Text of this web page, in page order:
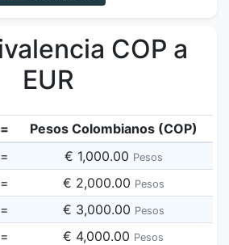
COP a
EUR
=
Pesos Colombianos (COP)
= € 1,000.00 Pesos
= € 2,000.00 Pesos
= € 3,000.00 Pesos
= € 4,000.00 Pesos